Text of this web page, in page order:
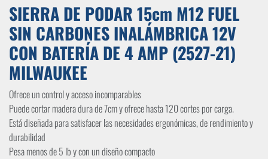
SIERRA DE PODAR 15cm M12 FUEL
SIN CARBONES INALÁMBRICA 12V
CON BATERÍA DE 4 AMP (2527-21)
MILWAUKEE
Ofrece un control y acceso incomparables
Puede cortar madera dura de 7cm y ofrece hasta 120 cortes por carga.
Está diseñada para satisfacer las necesidades ergonómicas, de rendimiento y
durabilidad
Pesa menos de 5 lb y con un diseño compacto